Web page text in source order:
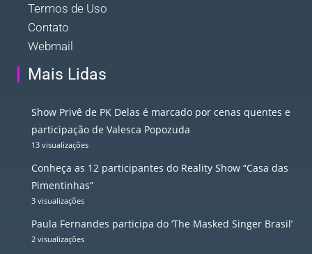
Termos de Uso
Contato
Webmail
Mais Lidas
Show Privê de PK Delas é marcado por cenas quentes e
participação de Valesca Popozuda
13 visualizações
Conheça as 12 participantes do Reality Show “Casa das
Pimentinhas”
3 visualizações
Paula Fernandes participa do ‘The Masked Singer Brasil’
2 visualizações